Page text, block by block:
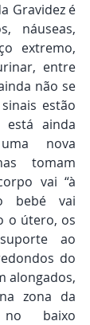
Gravidez é
náuseas,
extremo,
entre
não se
estão
ainda
nova
tomam
vai “à
bebé vai
o útero, os
ao
do
alongados,
zona da
no baixo